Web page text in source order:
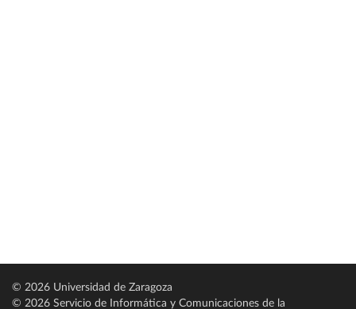
© 2026 Universidad de Zaragoza
© 2026 Servicio de Informática y Comunicaciones de la